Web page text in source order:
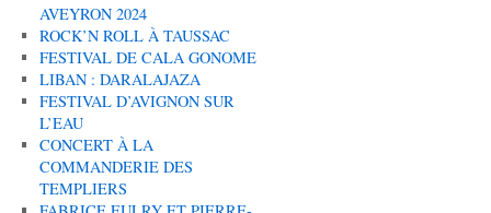
AVEYRON 2024
ROCK’N ROLL À TAUSSAC
FESTIVAL DE CALA GONOME
LIBAN : DARALAJAZA
FESTIVAL D’AVIGNON SUR
L’EAU
CONCERT À LA
COMMANDERIE DES
TEMPLIERS